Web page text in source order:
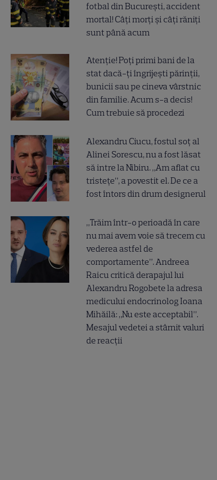
fotbal din București, accident
mortal! Câți morți și câți răniți
sunt până acum
Atenție! Poți primi bani de la
stat dacă-ți îngrijești părinții,
bunicii sau pe cineva vârstnic
din familie. Acum s-a decis!
Cum trebuie să procedezi
Alexandru Ciucu, fostul soț al
Alinei Sorescu, nu a fost lăsat
să intre la Nibiru. „Am aflat cu
tristețe”, a povestit el. De ce a
fost întors din drum designerul
„Trăim într-o perioadă în care
nu mai avem voie să trecem cu
vederea astfel de
comportamente”. Andreea
Raicu critică derapajul lui
Alexandru Rogobete la adresa
medicului endocrinolog Ioana
Mihăilă: „Nu este acceptabil”.
Mesajul vedetei a stârnit valuri
de reacții